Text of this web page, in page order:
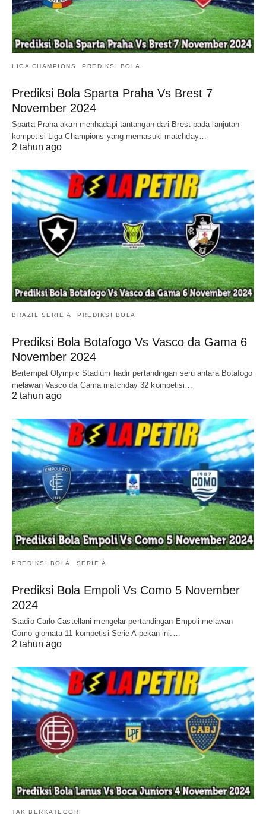
LIGA CHAMPIONS PREDIKSI BOLA
Prediksi Bola Sparta Praha Vs Brest 7
November 2024
Sparta Praha akan menhadapi tantangan dari Brest pada lanjutan
kompetisi Liga Champions yang memasuki matchday…
2 tahun ago
BRAZIL SERIE A PREDIKSI BOLA
Prediksi Bola Botafogo Vs Vasco da Gama 6
November 2024
Bertempat Olympic Stadium hadir pertandingan seru antara Botafogo
melawan Vasco da Gama matchday 32 kompetisi…
2 tahun ago
PREDIKSI BOLA SERIE A
Prediksi Bola Empoli Vs Como 5 November
2024
Stadio Carlo Castellani mengelar pertandingan Empoli melawan
Como giornata 11 kompetisi Serie A pekan ini.…
2 tahun ago
TAK BERKATEGORI